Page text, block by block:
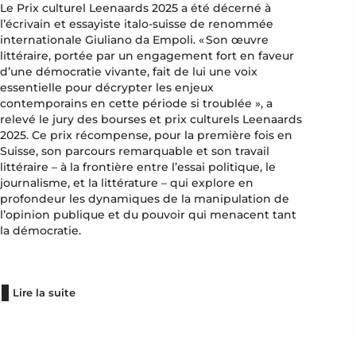
Le Prix culturel Leenaards 2025 a été décerné à
l’écrivain et essayiste italo-suisse de renommée
internationale Giuliano da Empoli. « Son œuvre
littéraire, portée par un engagement fort en faveur
d’une démocratie vivante, fait de lui une voix
essentielle pour décrypter les enjeux
contemporains en cette période si troublée », a
relevé le jury des bourses et prix culturels Leenaards
2025. Ce prix récompense, pour la première fois en
Suisse, son parcours remarquable et son travail
littéraire – à la frontière entre l’essai politique, le
journalisme, et la littérature – qui explore en
profondeur les dynamiques de la manipulation de
l’opinion publique et du pouvoir qui menacent tant
la démocratie.
Lire la suite